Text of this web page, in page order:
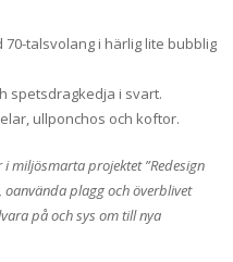
talsvolang i härlig lite bubblig
spetsdragkedja i svart.
ullponchos och koftor.
miljösmarta projektet ”Redesign
plagg och överblivet
på och sys om till nya